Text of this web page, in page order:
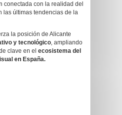
conectada con la realidad del
las últimas tendencias de la
la posición de Alicante
y tecnológico, ampliando
clave en el ecosistema del
en España.